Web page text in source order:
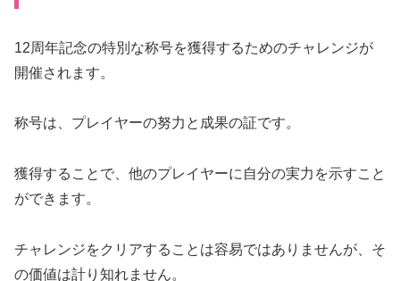
12周年記念の特別な称号を獲得するためのチャレンジが
開催されます。
称号は、プレイヤーの努力と成果の証です。
獲得することで、他のプレイヤーに自分の実力を示すこと
ができます。
チャレンジをクリアすることは容易ではありませんが、そ
の価値は計り知れません。